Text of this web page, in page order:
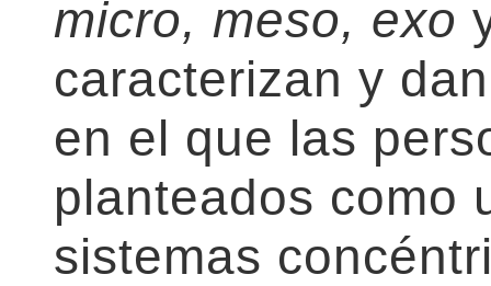
micro, meso, exo
caracterizan y
en el que las
planteados como
sistemas